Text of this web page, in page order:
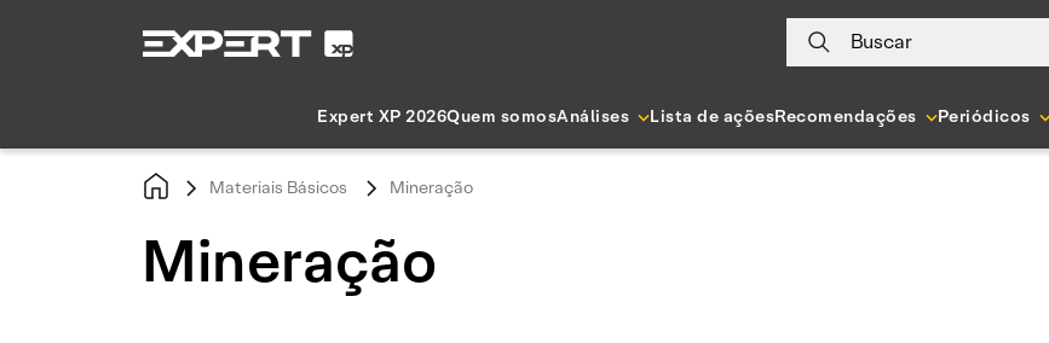
Buscar
Expert XP 2026Quem somosAnálises Lista de açõesRecomendações Periódicos
Materiais Básicos Mineração
Mineração